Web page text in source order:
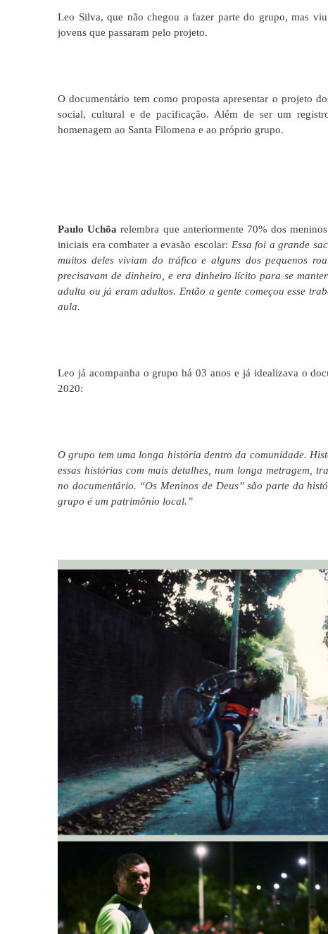
Leo Silva, que não chegou a fazer parte do grupo, mas
jovens que passaram pelo projeto.
O documentário tem como proposta apresentar o projeto
social, cultural e de pacificação. Além de ser um
homenagem ao Santa Filomena e ao próprio grupo.
Paulo Uchôa relembra que anteriormente 70% dos
iniciais era combater a evasão escolar: Essa foi a grande
muitos deles viviam do tráfico e alguns dos pequenos
precisavam de dinheiro, e era dinheiro lícito para se
adulta ou já eram adultos. Então a gente começou esse
aula.
Leo já acompanha o grupo há 03 anos e já idealizava o
2020:
O grupo tem uma longa história dentro da comunidade.
essas histórias com mais detalhes, num longa metragem,
no documentário. “Os Meninos de Deus” são parte da
grupo é um patrimônio local.”